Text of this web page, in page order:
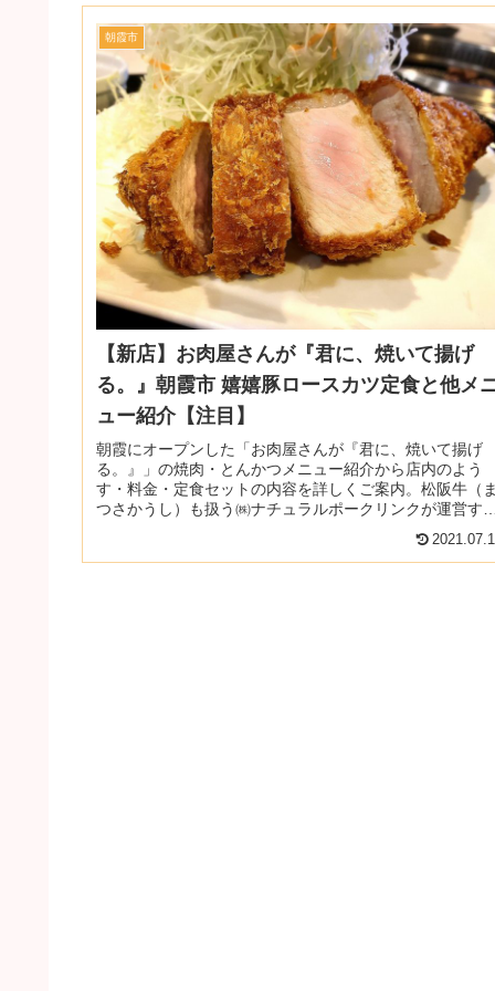
朝霞市
【新店】お肉屋さんが『君に、焼いて揚げ
る。』朝霞市 嬉嬉豚ロースカツ定食と他メ
ュー紹介【注目】
朝霞にオープンした「お肉屋さんが『君に、焼いて揚げ
る。』」の焼肉・とんかつメニュー紹介から店内のよう
す・料金・定食セットの内容を詳しくご案内。松阪牛（
つさかうし）も扱う㈱ナチュラルポークリンクが運営す